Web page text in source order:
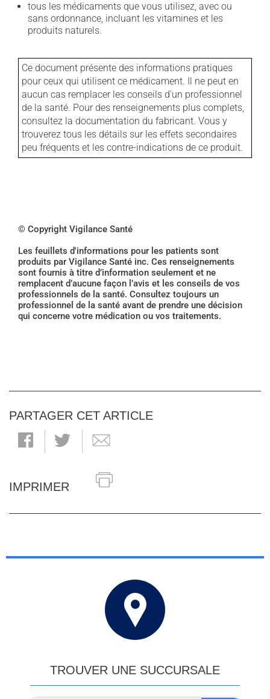
tous les médicaments que vous utilisez, avec ou
sans ordonnance, incluant les vitamines et les
produits naturels.
Ce document présente des informations pratiques
pour ceux qui utilisent ce médicament. Il ne peut en
aucun cas remplacer les conseils d'un professionnel
de la santé. Pour des renseignements plus complets,
consultez la documentation du fabricant. Vous y
trouverez tous les détails sur les effets secondaires
peu fréquents et les contre-indications de ce produit.
© Copyright Vigilance Santé
Les feuillets d'informations pour les patients sont
produits par Vigilance Santé inc. Ces renseignements
sont fournis à titre d’information seulement et ne
remplacent d’aucune façon l’avis et les conseils de vos
professionnels de la santé. Consultez toujours un
professionnel de la santé avant de prendre une décision
qui concerne votre médication ou vos traitements.
PARTAGER CET ARTICLE
IMPRIMER
TROUVER UNE SUCCURSALE